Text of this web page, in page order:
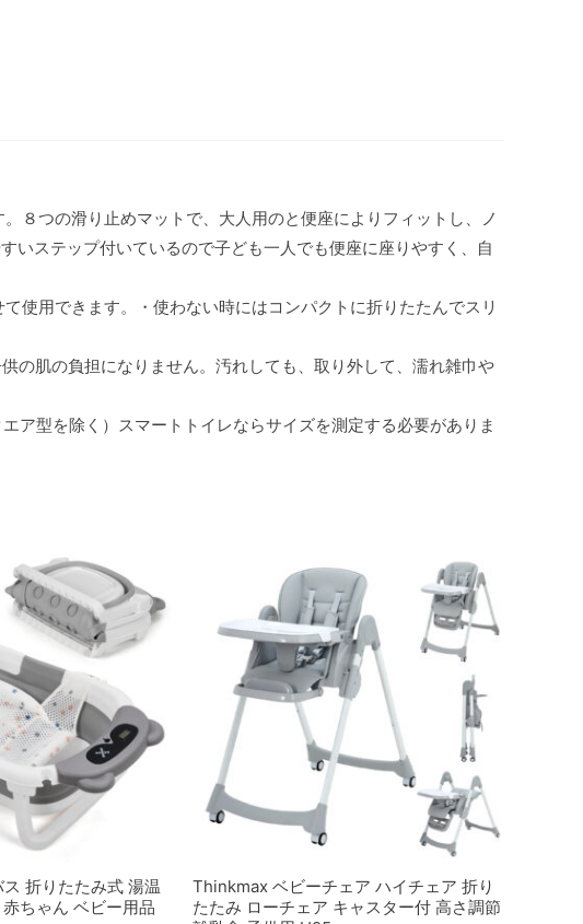
８つの滑り止めマットで、大人用のと便座によりフィットし、ノ
いステップ付いているので子ども一人でも便座に座りやすく、自
使用できます。・使わない時にはコンパクトに折りたたんでスリ
の肌の負担になりません。汚れしても、取り外して、濡れ雑巾や
ア型を除く）スマートトイレならサイズを測定する必要がありま
折りたたみ式 湯温
ちゃん ベビー用品
Thinkmax ベビーチェア ハイチェア 折り
たたみ ローチェア キャスター付 高さ調節